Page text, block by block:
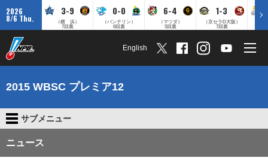
2026
8/6 Thu.
3-9
（横 浜）
7回裏
0-0
（バンテリン）
6回裏
6-4
（マツダ）
5回裏
1-3
（京セラD大阪）
7回裏
English
2015 WBSC プレミア12
サブメニュー
ニュース